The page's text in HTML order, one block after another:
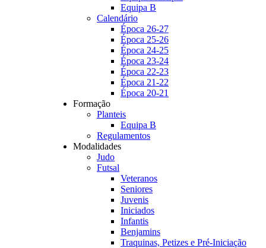
Equipa B
Calendário
Época 26-27
Época 25-26
Época 24-25
Época 23-24
Época 22-23
Época 21-22
Época 20-21
Formação
Planteis
Equipa B
Regulamentos
Modalidades
Judo
Futsal
Veteranos
Seniores
Juvenis
Iniciados
Infantis
Benjamins
Traquinas, Petizes e Pré-Iniciação